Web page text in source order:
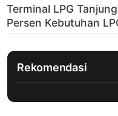
Rekomendasi